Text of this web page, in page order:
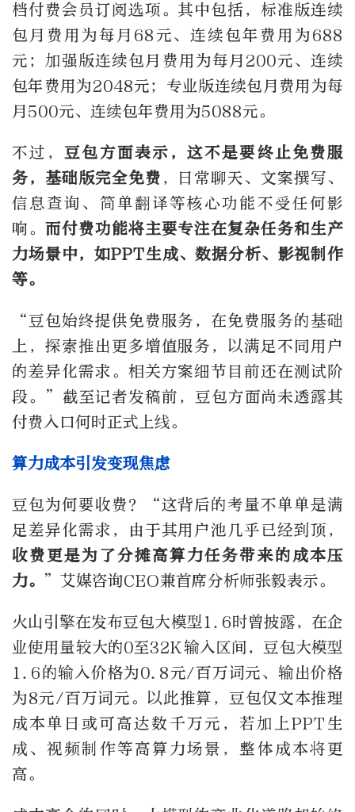
档付费会员订阅选项。其中包括，标准版连续
包月费用为每月68元、连续包年费用为688
元；加强版连续包月费用为每月200元、连续
包年费用为2048元；专业版连续包月费用为每
月500元、连续包年费用为5088元。
不过，豆包方面表示，这不是要终止免费服
务，基础版完全免费 ，日常聊天、文案撰写、
信息查询、简单翻译等核心功能不受任何影
响。 而付费功能将主要专注在复杂任务和生产
力场景中，如PPT生成、数据分析、影视制作
等。
“豆包始终提供免费服务，在免费服务的基础
上，探索推出更多增值服务，以满足不同用户
的差异化需求。相关方案细节目前还在测试阶
段。”截至记者发稿前，豆包方面尚未透露其
付费入口何时正式上线。
算力成本引发变现焦虑
豆包为何要收费？“这背后的考量不单单是满
足差异化需求，由于其用户池几乎已经到顶，
收费更是为了分摊高算力任务带来的成本压
力。 ”艾媒咨询CEO兼首席分析师张毅表示。
火山引擎在发布豆包大模型1.6时曾披露，在企
业使用量较大的0至32K输入区间，豆包大模型
1.6的输入价格为0.8元/百万词元、输出价格
为8元/百万词元。以此推算，豆包仅文本推理
成本单日或可高达数千万元，若加上PPT生
成、视频制作等高算力场景，整体成本将更
高。